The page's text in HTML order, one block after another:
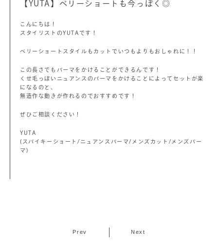
【YUTA】ベリーショートも今っぽく◎
こんにちは！
スタイリストのYUTAです！
ベリーショートスタイルもカットでいつもよりもおしゃれに！！
この長さでもパーマをかけることができるんです！
くせ毛っぽいニュアンスのパーマをかけることによってセットが楽
になるのと、
無造作な動きが作れるのでおすすめです！
ぜひご相談ください！
YUTA
(スパイキーショート/ニュアンスパーマ/メンズカット/メンズパー
マ)
Prev Next